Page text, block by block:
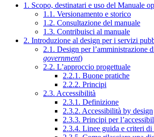
1. Scopo, destinatari e uso del Manuale
1.1. Versionamento e storico
1.2. Consultazione del manuale
1.3. Contribuisci al manuale
2. Introduzione al design per i servizi
2.1. Design per l’amministrazione
government)
2.2. L’approccio progettuale
2.2.1. Buone pratiche
2.2.2. Principi
2.3. Accessibilità
2.3.1. Definizione
2.3.2. Accessibilità by design
2.3.3. Principi per
2.3.4. Linee guida e criteri di